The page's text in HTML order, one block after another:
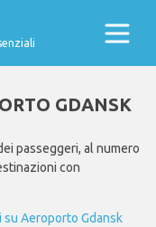
GDANSK
passeggeri, al numero
con
Aeroporto Gdansk